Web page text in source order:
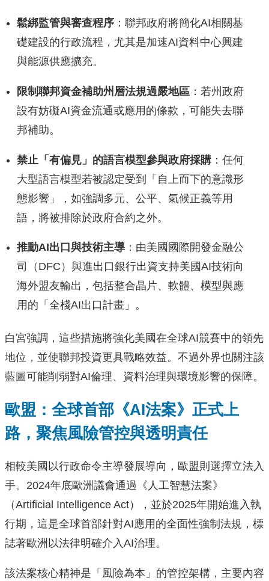
鬆綁監管與審查程序 ：聯邦政府將簡化AI相關基
礎建設的行政流程，尤其是加速AI資料中心興建
與能源供應擴充。
限制聯邦資金補助州層法規過嚴地區 ：若州政府
設有妨礙AI資金流通或應用的條款，可能失去聯
邦補助。
禁止「有偏見」的語言模型參與政府採購 ：任何
大型語言模型若被認定受到「自上而下的意識形
態影響」，如強調多元、公平、氣候正義等用
語，將被排除於政府合約之外。
推動AI出口與技術主導 ：由美國國際開發金融公
司（DFC）與進出口銀行出資支持美國AI技術向
海外盟友輸出，包括整合晶片、軟體、模型與應
用的「全棧AI出口計畫」。
白宮強調，這些措施將強化美國在全球AI競賽中的領先
地位，並使聯邦投資更具戰略效益。不過外界也關注該
藍圖可能削弱對AI倫理、資料治理與環境影響的保障。
歐盟：全球首部《AI法案》正式上
路，聚焦風險管控與透明責任
相較美國以行政命令主導發展導向，歐盟則選擇立法入
手。2024年底歐洲議會通過《人工智慧法案》
（Artificial Intelligence Act），並於2025年開始進入執
行期，這是全球首部針對AI應用的全面性強制法規，標
誌著歐洲以法律明確介入AI治理。
該法案核心精神是「風險為本」的管控架構，主要內容